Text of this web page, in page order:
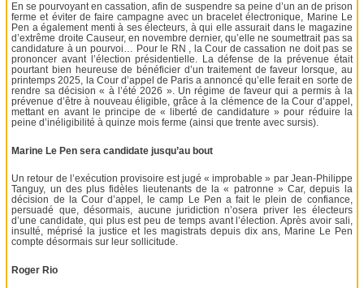
En se pourvoyant en cassation, afin de suspendre sa peine d’un an de prison
ferme et éviter de faire campagne avec un bracelet électronique, Marine Le
Pen a également menti à ses électeurs, à qui elle assurait dans le magazine
d’extrême droite Causeur, en novembre dernier, qu’elle ne soumettrait pas sa
candidature à un pourvoi… Pour le RN , la Cour de cassation ne doit pas se
prononcer avant l’élection présidentielle. La défense de la prévenue était
pourtant bien heureuse de bénéficier d’un traitement de faveur lorsque, au
printemps 2025, la Cour d’appel de Paris a annoncé qu’elle ferait en sorte de
rendre sa décision « à l’été 2026 ». Un régime de faveur qui a permis à la
prévenue d’être à nouveau éligible, grâce à la clémence de la Cour d’appel,
mettant en avant le principe de « liberté de candidature » pour réduire la
peine d’inéligibilité à quinze mois ferme (ainsi que trente avec sursis).
Marine Le Pen sera candidate jusqu’au bout
Un retour de l’exécution provisoire est jugé « improbable » par Jean-Philippe
Tanguy, un des plus fidèles lieutenants de la « patronne » Car, depuis la
décision de la Cour d’appel, le camp Le Pen a fait le plein de confiance,
persuadé que, désormais, aucune juridiction n’osera priver les électeurs
d’une candidate, qui plus est peu de temps avant l’élection. Après avoir sali,
insulté, méprisé la justice et les magistrats depuis dix ans, Marine Le Pen
compte désormais sur leur sollicitude.
Roger Rio